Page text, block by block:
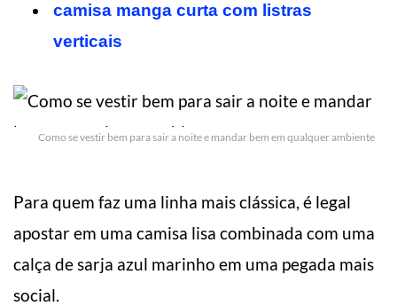
camisa manga curta com listras
verticais
Como se vestir bem para sair a noite e mandar bem em qualquer ambiente
Para quem faz uma linha mais clássica, é legal
apostar em uma camisa lisa combinada com uma
calça de sarja azul marinho em uma pegada mais
social.